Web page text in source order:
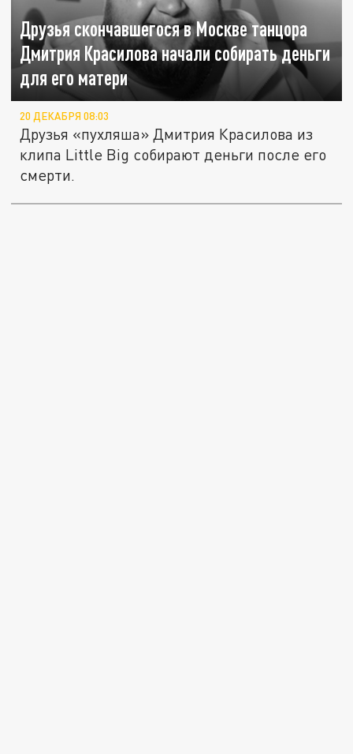
Друзья скончавшегося в Москве танцора
Дмитрия Красилова начали собирать деньги
для его матери
20 ДЕКАБРЯ 08:03
Друзья «пухляша» Дмитрия Красилова из
клипа Little Big собирают деньги после его
смерти.